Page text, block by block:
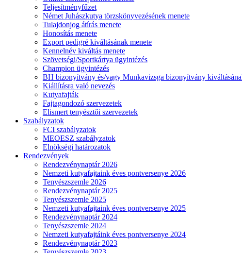
Teljesítményfűzet
Német Juhászkutya törzskönyvezésének menete
Tulajdonjog átírás menete
Honosítás menete
Export pedigré kiváltásának menete
Kennelnév kiváltás menete
Szövetségi/Sportkártya ügyintézés
Champion ügyintézés
BH bizonyítvány és/vagy Munkavizsga bizonyítvány
Kiállításra való nevezés
Kutyafajták
Fajtagondozó szervezetek
Elismert tenyésztői szervezetek
Szabályzatok
FCI szabályzatok
MEOESZ szabályzatok
Elnökségi határozatok
Rendezvények
Rendezvénynaptár 2026
Nemzeti kutyafajtaink éves pontversenye 2026
Tenyészszemle 2026
Rendezvénynaptár 2025
Tenyészszemle 2025
Nemzeti kutyafajtaink éves pontversenye 2025
Rendezvénynaptár 2024
Tenyészszemle 2024
Nemzeti kutyafajtáink éves pontversenye 2024
Rendezvénynaptár 2023